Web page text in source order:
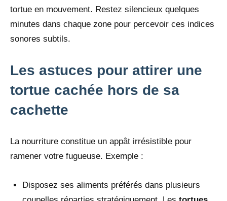
tortue en mouvement. Restez silencieux quelques
minutes dans chaque zone pour percevoir ces indices
sonores subtils.
Les astuces pour attirer une
tortue cachée hors de sa
cachette
La nourriture constitue un appât irrésistible pour
ramener votre fugueuse. Exemple :
Disposez ses aliments préférés dans plusieurs